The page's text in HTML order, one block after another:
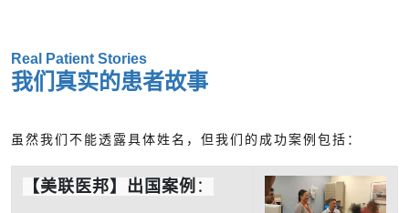
Real Patient Stories
我们真实的患者故事
虽然我们不能透露具体姓名，但我们的成功案例包括：
【美联医邦】出国案例 ：